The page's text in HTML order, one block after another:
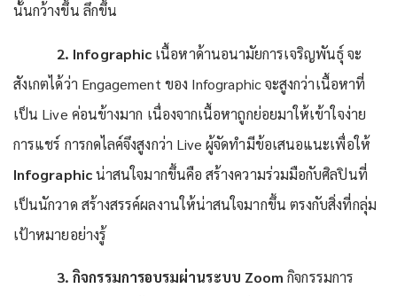
นั้นกว้างขึ้น ลึกขึ้น
2. Infographic เนื้อหาด้านอนามัยการเจริญพันธุ์ จะ
สังเกตได้ว่า Engagement ของ Infographic จะสูงกว่าเนื้อหาที่
เป็น Live ค่อนข้างมาก เนื่องจากเนื้อหาถูกย่อยมาให้เข้าใจง่าย
การแชร์ การกดไลค์จึงสูงกว่า Live ผู้จัดทำมีข้อเสนอแนะเพื่อให้
Infographicน่าสนใจมากขึ้นคือ สร้างความร่วมมือกับศิลปินที่
เป็นนักวาด สร้างสรรค์ผลงานให้น่าสนใจมากขึ้น ตรงกับสิ่งที่กลุ่ม
เป้าหมายอย่างรู้
3. กิจกรรมการอบรมผ่านระบบ Zoom กิจกรรมการ